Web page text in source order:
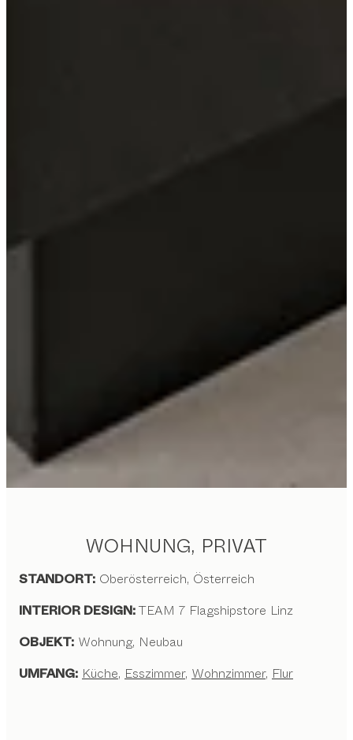
WOHNUNG, PRIVAT
STANDORT: Oberösterreich, Österreich
INTERIOR DESIGN:TEAM 7 Flagshipstore Linz
OBJEKT: Wohnung, Neubau
UMFANG: Küche, Esszimmer, Wohnzimmer, Flur